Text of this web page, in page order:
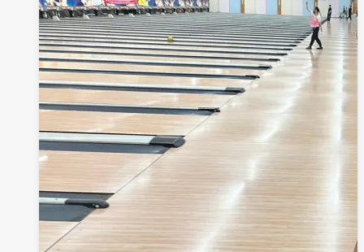
擁
抱
自
我
心」-
眼
中
的
我